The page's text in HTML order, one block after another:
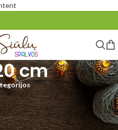
cm
Rodomi visi rezultatai: 5
Rodyti 48 96 Visi